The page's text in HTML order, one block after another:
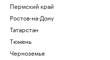
Пермский край
Ростов-на-Дону
Татарстан
Тюмень
Черноземье